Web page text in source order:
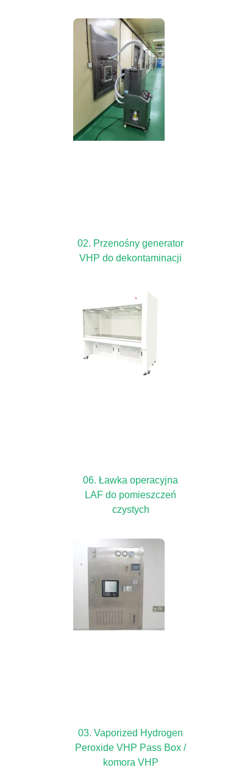
02. Przenośny generator
VHP do dekontaminacji
06. Ławka operacyjna
LAF do pomieszczeń
czystych
03. Vaporized Hydrogen
Peroxide VHP Pass Box /
komora VHP